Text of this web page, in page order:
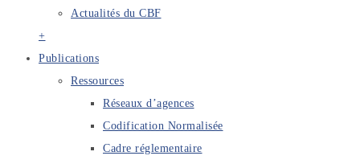
Actualités du CBF
+
Publications
Ressources
Réseaux d’agences
Codification Normalisée
Cadre réglementaire